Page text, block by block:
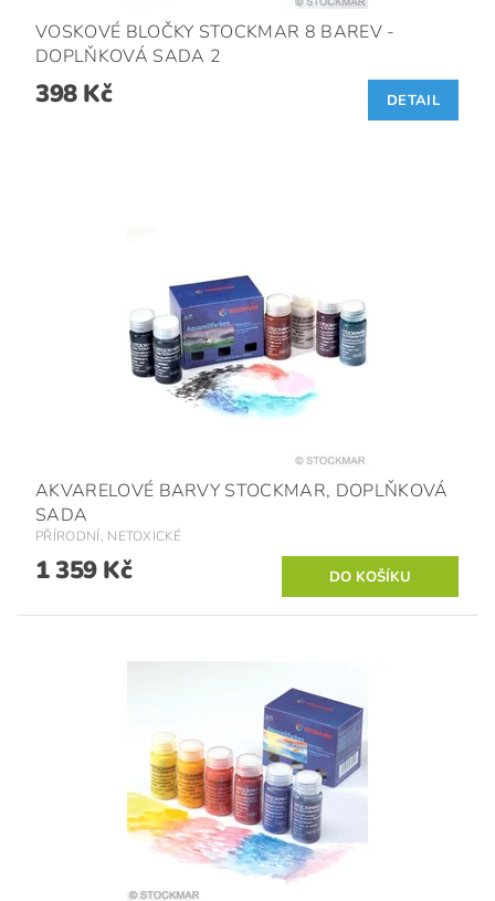
VOSKOVÉ BLOČKY STOCKMAR 8 BAREV -
DOPLŇKOVÁ SADA 2
398 Kč DETAIL
AKVARELOVÉ BARVY STOCKMAR, DOPLŇKOVÁ
SADA
PŘÍRODNÍ, NETOXICKÉ
1 359 Kč